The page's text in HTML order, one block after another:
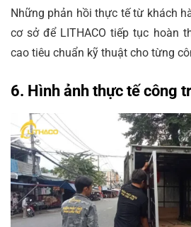
Những phản hồi thực tế từ khách
cơ sở để LITHACO tiếp tục hoàn
cao tiêu chuẩn kỹ thuật cho từng
6. Hình ảnh thực tế công